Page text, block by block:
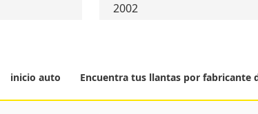
2002
inicio auto Encuentra tus llantas por fabricante